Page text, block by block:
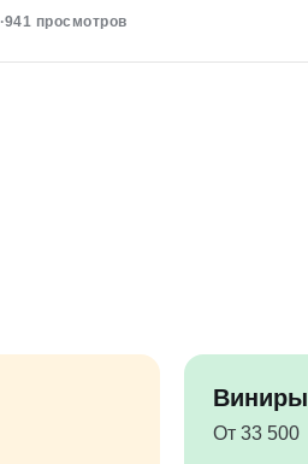
·941 просмотров
Виниры
От 33 500